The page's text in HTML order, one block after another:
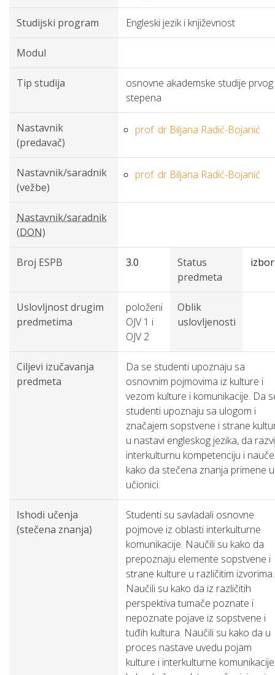
Studijski program Engleski jezik i književnost
Modul
Tip studija
osnovne akademske studije prvog
stepena
Nastavnik
(predavač)
prof. dr Biljana Radić-Bojanić
Nastavnik/saradnik
(vežbe)
prof. dr Biljana Radić-Bojanić
Nastavnik/saradnik
(DON)
Broj ESPB 3.0
Status
predmeta
Uslovljnost drugim
predmetima
položeni
OJV 1 i
OJV 2
Oblik
uslovljenosti
Ciljevi izučavanja
predmeta
Da se studenti upoznaju sa
osnovnim pojmovima iz kulture i
vezom kulture i komunikacije. Da
studenti upoznaju sa ulogom i
značajem sopstvene i strane
u nastavi engleskog jezika, da
interkulturnu kompetenciju i nauče
kako da stečena znanja primene u
učionici.
Ishodi učenja
(stečena znanja)
Studenti su savladali osnovne
pojmove iz oblasti interkulturne
komunikacije. Naučili su kako da
prepoznaju elemente sopstvene i
strane kulture u različitim izvorima.
Naučili su kako da iz različitih
perspektiva tumače poznate i
nepoznate pojave iz sopstvene i
tuđih kultura. Naučili su kako da u
proces nastave uvedu pojam
kulture i interkulturne